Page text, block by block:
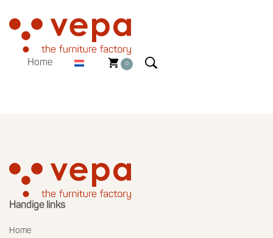
Home 0
Handige links
Home